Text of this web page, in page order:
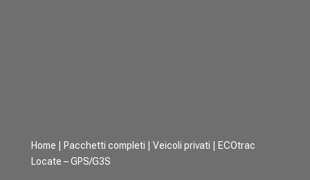
Home Pacchetti completi Veicoli privati | ECOtrac
Locate – GPS/G3S